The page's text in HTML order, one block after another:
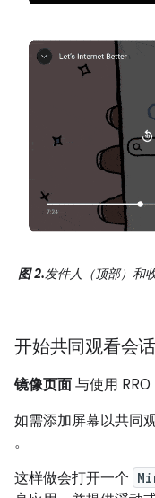
图 2.发件人（顶部）和
开始共同观看会话
镜像页面 与使用 RRO
如需添加屏幕以共同
。
这样做会打开一个